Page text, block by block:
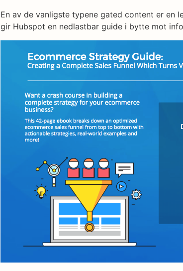
En av de vanligste typene gated content er en
gir Hubspot en nedlastbar guide i bytte mot